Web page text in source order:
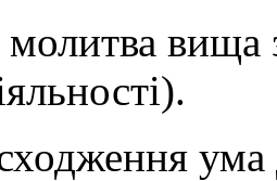
молитва
ума